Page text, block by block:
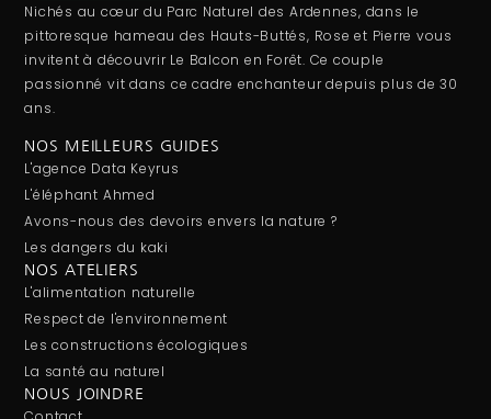
Nichés au cœur du Parc Naturel des Ardennes, dans le
pittoresque hameau des Hauts-Buttés, Rose et Pierre vous
invitent à découvrir Le Balcon en Forêt. Ce couple
passionné vit dans ce cadre enchanteur depuis plus de 30
ans.
NOS MEILLEURS GUIDES
L'agence Data Keyrus
L'éléphant Ahmed
Avons-nous des devoirs envers la nature ?
Les dangers du kaki
NOS ATELIERS
L'alimentation naturelle
Respect de l'environnement
Les constructions écologiques
La santé au naturel
NOUS JOINDRE